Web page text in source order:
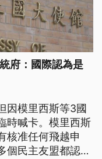
府：國際認為是
因模里西斯等3國
時喊卡。模里西斯
核准任何飛越申
個民主友盟都認為